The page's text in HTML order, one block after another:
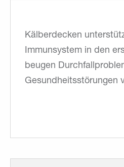
Kälberdecken
Immunsystem in den
beugen
Gesundheitsstörungen